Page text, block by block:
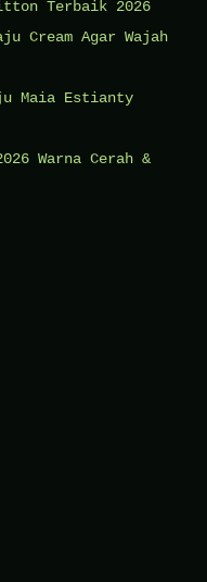
Terbaik 2026
Cream Agar Wajah
Maia Estianty
Warna Cerah &